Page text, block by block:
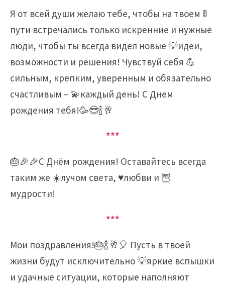
Я от всей души желаю тебе, чтобы на твоем 🚦
пути встречались только искренние и нужные
люди, чтобы ты всегда видел новые 💡идеи,
возможности и решения! Чувствуй себя 💪
сильным, крепким, уверенным и обязательно
счастливым – 💫каждый день! С Днем ​​
рождения тебя!🥳😎🍾🥂
***
🎂🎉🎉С Днём рождения! Оставайтесь всегда
таким же ☀️лучом света, ♥️любви и 🦉
мудрости!
***
Мои поздравления!🎂🍾🥂🎈 Пусть в твоей
жизни будут исключительно 💡яркие вспышки
и удачные ситуации, которые наполняют